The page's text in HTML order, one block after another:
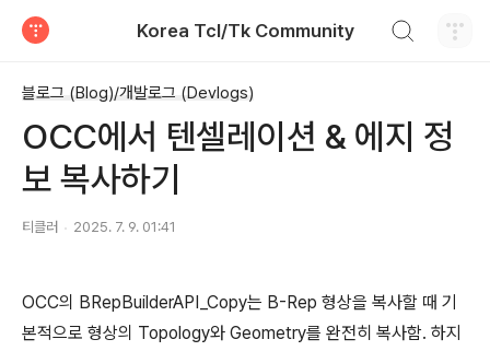
Korea Tcl/Tk Community
블로그 (Blog)/개발로그 (Devlogs)
OCC에서 텐셀레이션 & 에지 정
보 복사하기
티클러 2025. 7. 9. 01:41
OCC의 BRepBuilderAPI_Copy는 B-Rep 형상을 복사할 때 기
본적으로 형상의 Topology와 Geometry를 완전히 복사함. 하지